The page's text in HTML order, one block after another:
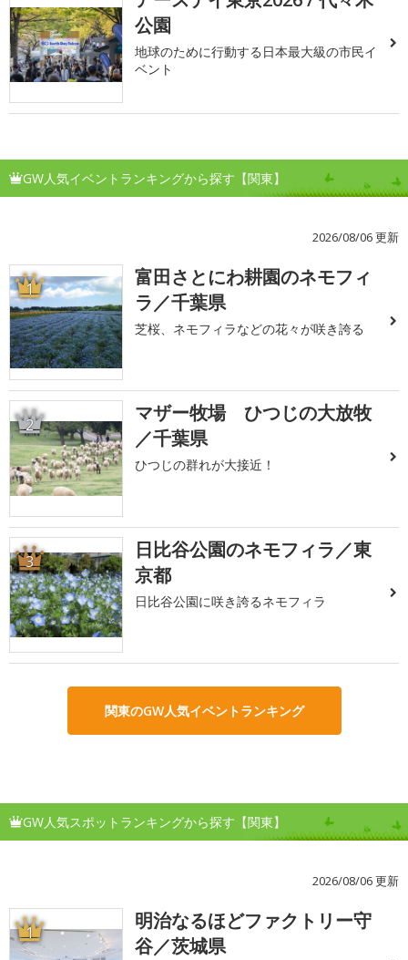
公園
地球のために行動する日本最大級の市民イ
ベント
GW人気イベントランキングから探す【関東】
2026/08/06 更新
1
富田さとにわ耕園のネモフィ
ラ／千葉県
芝桜、ネモフィラなどの花々が咲き誇る
2
マザー牧場 ひつじの大放牧
／千葉県
ひつじの群れが大接近！
3
日比谷公園のネモフィラ／東
京都
日比谷公園に咲き誇るネモフィラ
関東のGW人気イベントランキング
GW人気スポットランキングから探す【関東】
2026/08/06 更新
1
明治なるほどファクトリー守
谷／茨城県